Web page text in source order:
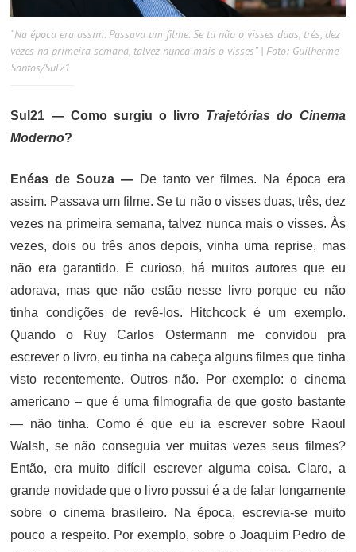
“Na época era assim. Passava um filme. Se tu não o visses duas, três, dez
vezes na primeira semana, talvez nunca mais o visses” | Foto: Guilherme
Santos/Sul21
Sul21 — Como surgiu o livro Trajetórias do Cinema
Moderno?
Enéas de Souza — De tanto ver filmes. Na época era
assim. Passava um filme. Se tu não o visses duas, três, dez
vezes na primeira semana, talvez nunca mais o visses. Às
vezes, dois ou três anos depois, vinha uma reprise, mas
não era garantido. É curioso, há muitos autores que eu
adorava, mas que não estão nesse livro porque eu não
tinha condições de revê-los. Hitchcock é um exemplo.
Quando o Ruy Carlos Ostermann me convidou pra
escrever o livro, eu tinha na cabeça alguns filmes que tinha
visto recentemente. Outros não. Por exemplo: o cinema
americano – que é uma filmografia de que gosto bastante
— não tinha. Como é que eu ia escrever sobre Raoul
Walsh, se não conseguia ver muitas vezes seus filmes?
Então, era muito difícil escrever alguma coisa. Claro, a
grande novidade que o livro possui é a de falar longamente
sobre o cinema brasileiro. Na época, escrevia-se muito
pouco a respeito. Por exemplo, sobre o Joaquim Pedro de